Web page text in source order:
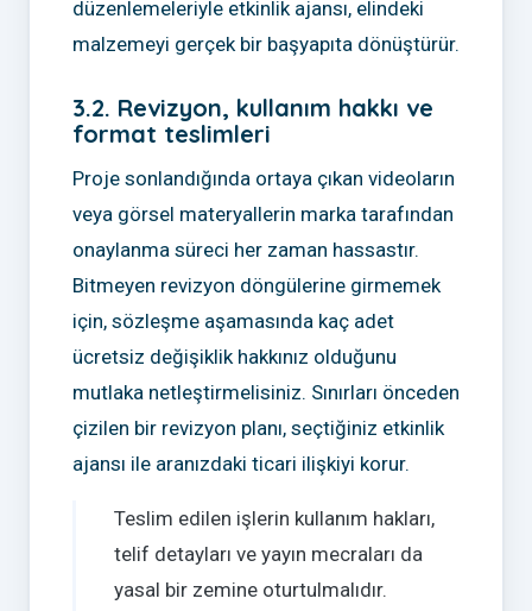
düzenlemeleriyle etkinlik ajansı, elindeki
malzemeyi gerçek bir başyapıta dönüştürür.
3.2. Revizyon, kullanım hakkı ve
format teslimleri
Proje sonlandığında ortaya çıkan videoların
veya görsel materyallerin marka tarafından
onaylanma süreci her zaman hassastır.
Bitmeyen revizyon döngülerine girmemek
için, sözleşme aşamasında kaç adet
ücretsiz değişiklik hakkınız olduğunu
mutlaka netleştirmelisiniz. Sınırları önceden
çizilen bir revizyon planı, seçtiğiniz etkinlik
ajansı ile aranızdaki ticari ilişkiyi korur.
Teslim edilen işlerin kullanım hakları,
telif detayları ve yayın mecraları da
yasal bir zemine oturtulmalıdır.